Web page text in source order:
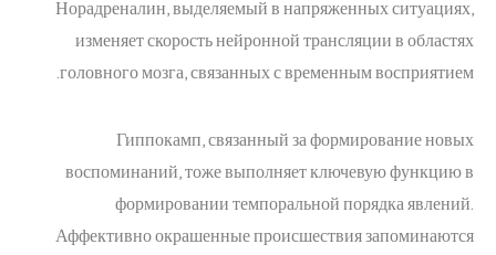
Норадреналин, выделяемый в напряженных ситуациях,
изменяет скорость нейронной трансляции в областях
головного мозга, связанных с временным восприятием.
Гиппокамп, связанный за формирование новых
воспоминаний, тоже выполняет ключевую функцию в
формировании темпоральной порядка явлений.
Аффективно окрашенные происшествия запоминаются